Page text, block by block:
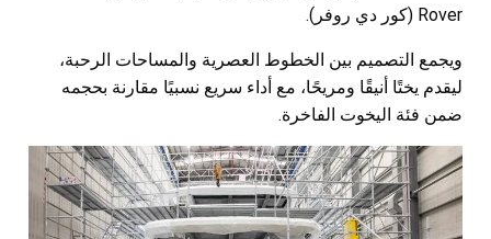
Rover (كور دي روفر).
ويجمع التصميم بين الخطوط العصرية والمساحات الرحبة،
ليقدم يختًا أنيقًا ومريحًا، مع أداء سريع نسبيًا مقارنة بحجمه
ضمن فئة اليخوت الفاخرة.